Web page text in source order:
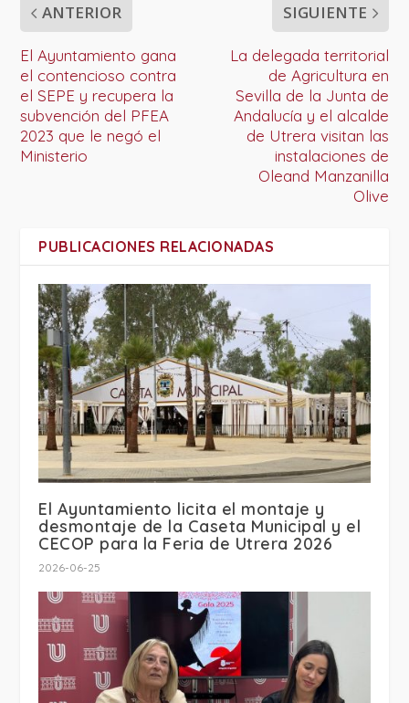
ANTERIOR
El Ayuntamiento gana
el contencioso contra
el SEPE y recupera la
subvención del PFEA
2023 que le negó el
Ministerio
SIGUIENTE
La delegada territorial
de Agricultura en
Sevilla de la Junta de
Andalucía y el alcalde
de Utrera visitan las
instalaciones de
Oleand Manzanilla
Olive
PUBLICACIONES RELACIONADAS
El Ayuntamiento licita el montaje y
desmontaje de la Caseta Municipal y el
CECOP para la Feria de Utrera 2026
2026-06-25